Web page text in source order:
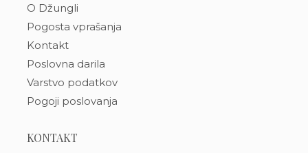
O Džungli
Pogosta vprašanja
Kontakt
Poslovna darila
Varstvo podatkov
Pogoji poslovanja
KONTAKT